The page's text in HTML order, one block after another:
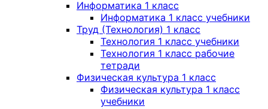
Информатика 1 класс
Информатика 1 класс учебники
Труд (Технология) 1 класс
Технология 1 класс учебники
Технология 1 класс рабочие
тетради
Физическая культура 1 класс
Физическая культура 1 класс
учебники